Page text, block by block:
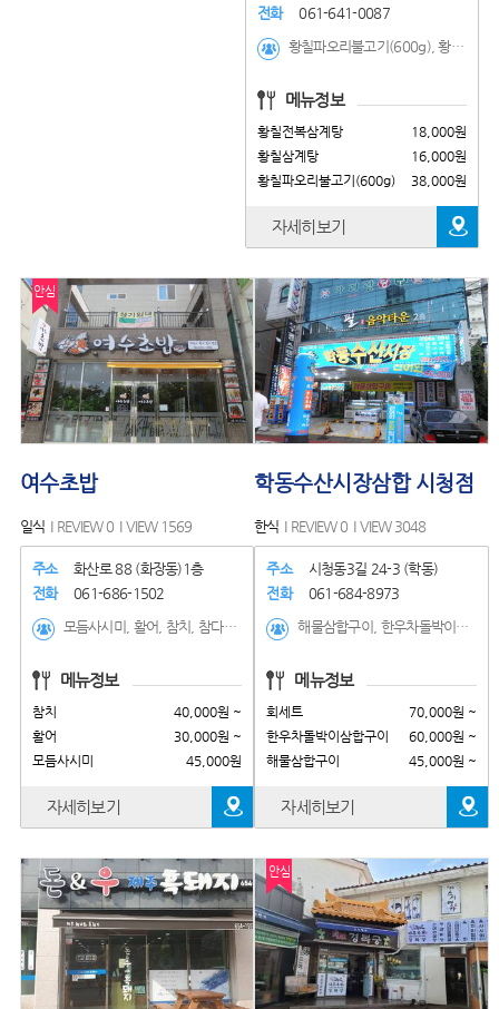
전화
061-641-0087
황칠파오리불고기(600g), 황칠삼계탕, 황칠전복삼계탕, 황칠오리백숙
메뉴정보
황칠전복삼계탕
18,000원
황칠삼계탕
16,000원
황칠파오리불고기(600g)
38,000원
자세히보기
안심
여수초밥
일식 REVIEW 0 VIEW 1569
주소
화산로 88 (화장동)1층
전화
061-686-1502
모듬사시미, 활어, 참치, 참다랑어, 연어사시미, 활어+연어 , 광어+도미, 연어+참치, 참치+ 활어, 연어+연어볼, 생새우+간장새우, 스테이크+ 장어, 여수초밥스페셜(1인당 6가지 초밥), 모듬사시미 8봉,1인당 6가지 초밥, 모듬초밥, 특선초밥, 특모듬초밥, 광어(10ps), 연어(8ps), 참치(ps), 도미(ps), 장어(8ps), 생새우(8ps), 간장새우(8ps), 연어불초밥(8ps), 스테이크(8ps), 새우초밥(10ps), 새우튀김초밥(6ps), 야끼우동, 돈가스, 나가사키짬뽕, 왕새우튀김, 새우튀김, 우동, 회덮밥, 장어한마리덮밥, 물회(계절메뉴), 소바(계절메뉴)
메뉴정보
참치
40,000원 ~
활어
30,000원 ~
모듬사시미
45,000원
자세히보기
학동수산시장삼합 시청점
한식 REVIEW 0 VIEW 3048
주소
시청동3길 24-3 (학동)
전화
061-684-8973
해물삼합구이, 한우차돌박이삼합구이, 회세트, 모듬조개구이, 치즈가리비구이, 조개탕, 꼬막구이, 광어회, 참돔회, 뽈락회, 쥐치회, 모듬회, 강도다리, 우럭매운탕, 뽈락매운탕, 산낙지, 해삼,멍게, 꼬막무침, 대하튀김,오징어튀김, 탕수육, 서대회무침, 회덮밥, 해물라면, 해물칼국수,사골떡국
메뉴정보
회세트
70,000원 ~
한우차돌박이삼합구이
60,000원 ~
해물삼합구이
45,000원 ~
자세히보기
안심